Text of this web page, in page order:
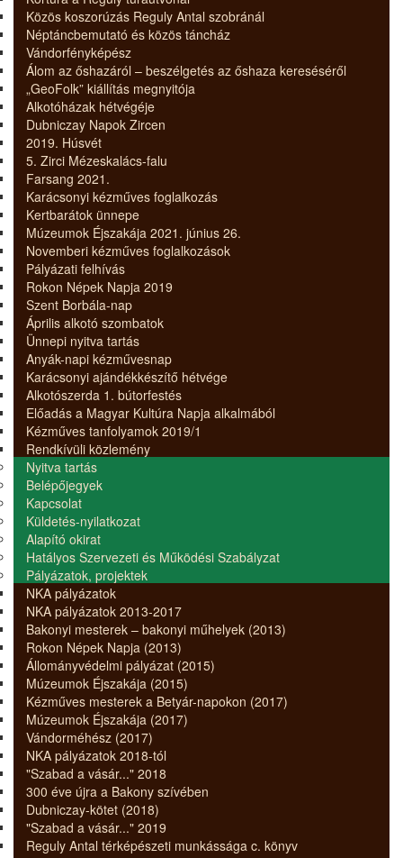
Közös koszorúzás Reguly Antal szobránál
Néptáncbemutató és közös táncház
Vándorfényképész
Álom az őshazáról – beszélgetés az őshaza kereséséről
„GeoFolk” kiállítás megnyitója
Alkotóházak hétvégéje
Dubniczay Napok Zircen
2019. Húsvét
5. Zirci Mézeskalács-falu
Farsang 2021.
Karácsonyi kézműves foglalkozás
Kertbarátok ünnepe
Múzeumok Éjszakája 2021. június 26.
Novemberi kézműves foglalkozások
Pályázati felhívás
Rokon Népek Napja 2019
Szent Borbála-nap
Április alkotó szombatok
Ünnepi nyitva tartás
Anyák-napi kézművesnap
Karácsonyi ajándékkészítő hétvége
Alkotószerda 1. bútorfestés
Előadás a Magyar Kultúra Napja alkalmából
Kézműves tanfolyamok 2019/1
Rendkívüli közlemény
Nyitva tartás
Belépőjegyek
Kapcsolat
Küldetés-nyilatkozat
Alapító okirat
Hatályos Szervezeti és Működési Szabályzat
Pályázatok, projektek
NKA pályázatok
NKA pályázatok 2013-2017
Bakonyi mesterek – bakonyi műhelyek (2013)
Rokon Népek Napja (2013)
Állományvédelmi pályázat (2015)
Múzeumok Éjszakája (2015)
Kézműves mesterek a Betyár-napokon (2017)
Múzeumok Éjszakája (2017)
Vándorméhész (2017)
NKA pályázatok 2018-tól
"Szabad a vásár..." 2018
300 éve újra a Bakony szívében
Dubniczay-kötet (2018)
"Szabad a vásár..." 2019
Reguly Antal térképészeti munkássága c. könyv